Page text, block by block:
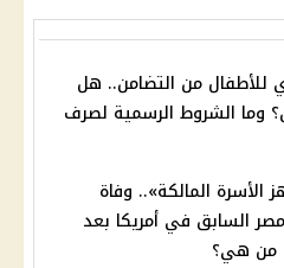
من التضامن.. هل
وما الشروط الرسمية لصرف
الأسرة المالكة».. وفاة
السابق في أمريكا بعد
من هي؟